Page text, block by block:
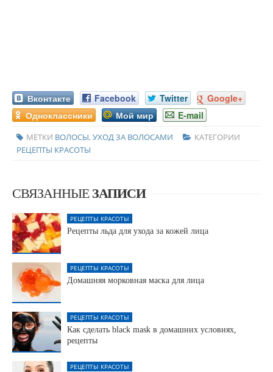
Вконтакте Facebook Twitter
Google+
Одноклассники
Мой мир E-mail
МЕТКИ ВОЛОСЫ, УХОД ЗА ВОЛОСАМИ
КАТЕГОРИИ
РЕЦЕПТЫ КРАСОТЫ
СВЯЗАННЫЕ ЗАПИСИ
РЕЦЕПТЫ КРАСОТЫ
Рецепты льда для ухода за кожей лица
РЕЦЕПТЫ КРАСОТЫ
Домашняя морковная маска для лица
РЕЦЕПТЫ КРАСОТЫ
Как сделать black mask в домашних условиях,
рецепты
РЕЦЕПТЫ КРАСОТЫ